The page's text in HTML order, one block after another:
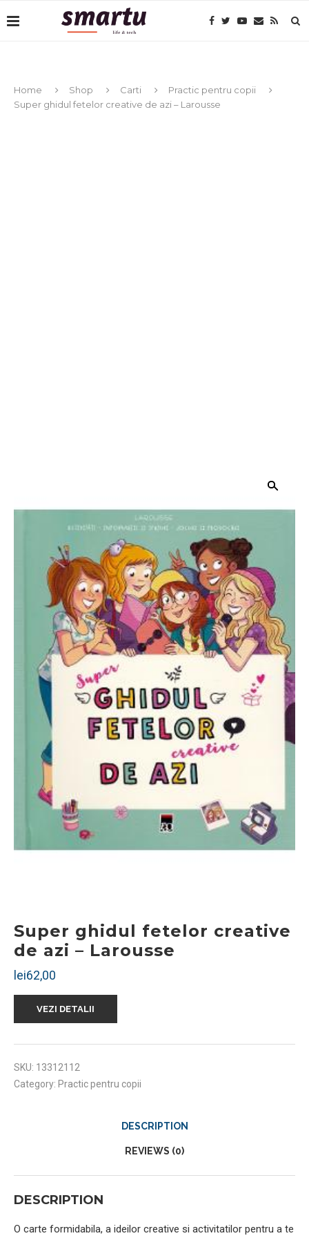
Home Shop Carti
Practic pentru copii
Super ghidul fetelor creative de azi – Larousse
Super ghidul fetelor creative
de azi – Larousse
lei62,00
VEZI DETALII
SKU: 13312112
Category: Practic pentru copii
DESCRIPTION
REVIEWS (0)
DESCRIPTION
O carte formidabila, a ideilor creative si activitatilor pentru a te